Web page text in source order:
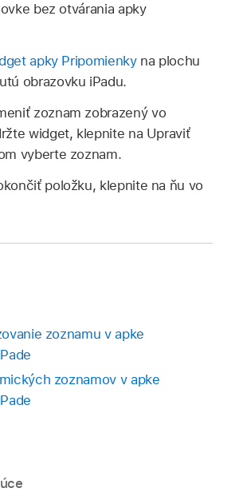
bez otvárania apky
apky Pripomienkyna plochu
obrazovku iPadu.
zoznam zobrazený vo
widget, klepnite na Upraviť
vyberte zoznam.
položku, klepnite na ňu vo
zoznamu v apke
zoznamov v apke